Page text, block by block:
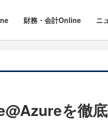
財務・会計Online ニ
を徹